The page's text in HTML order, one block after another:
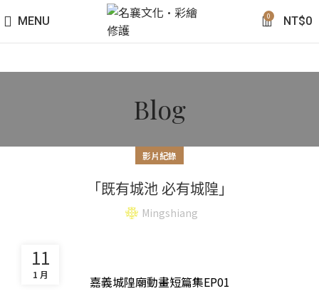
MENU 0 NT$0
Blog
影片紀錄
「既有城池 必有城隍」
Mingshiang
11
1 月
嘉義城隍廟動畫短篇集EP01